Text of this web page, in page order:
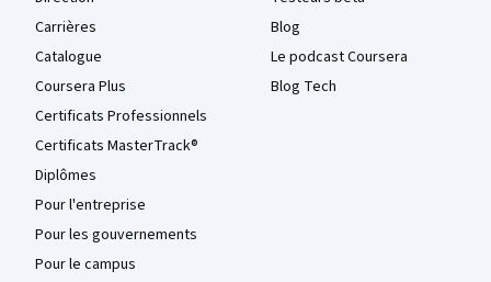
Carrières
Catalogue
Coursera Plus
Certificats Professionnels
Certificats MasterTrack®
Diplômes
Pour l'entreprise
Pour les gouvernements
Pour le campus
Blog
Le podcast Coursera
Blog Tech